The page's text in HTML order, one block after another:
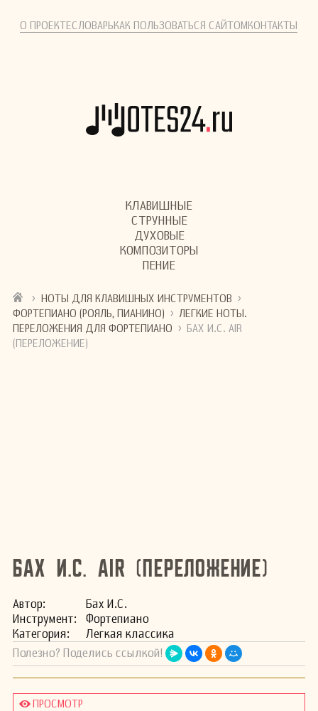
О ПРОЕКТЕСЛОВАРЬКАК ПОЛЬЗОВАТЬСЯ САЙТОМКОНТАКТЫ
КЛАВИШНЫЕ
СТРУННЫЕ
ДУХОВЫЕ
КОМПОЗИТОРЫ
ПЕНИЕ
› НОТЫ ДЛЯ КЛАВИШНЫХ ИНСТРУМЕНТОВ ›
ФОРТЕПИАНО (РОЯЛЬ, ПИАНИНО) › ЛЕГКИЕ НОТЫ.
ПЕРЕЛОЖЕНИЯ ДЛЯ ФОРТЕПИАНО › БАХ И.С. AIR
(ПЕРЕЛОЖЕНИЕ)
Бах И.С. Air (Переложение)
Автор:
Бах И.С.
Инстру­мент:
Фортепиано
Ка­те­го­рия:
Легкая классика
Полезно? Поделись ссылкой!
ПРОСМОТР